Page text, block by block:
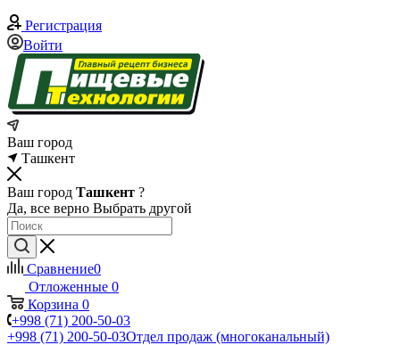
Регистрация
Войти
Ваш город
Ташкент
Ваш город Ташкент ?
Да, все верно Выбрать другой
Сравнение0
Отложенные 0
Корзина 0
+998 (71) 200-50-03
+998 (71) 200-50-03Отдел продаж (многоканальный)